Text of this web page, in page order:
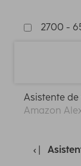
2700 -
Asistente de
Amazon